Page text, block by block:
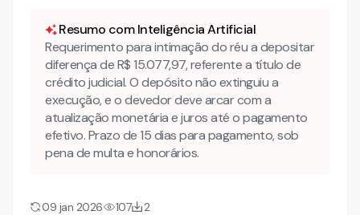
Há incidência de juros e correção em depósito recursal
trabalhista feito apenas para garantir o juízo?
A impugnação apresentada antes da nova intimação
pode ser considerada tempestiva?
Mais modelos jurídicos
Modelo de Petição de Juntada de Comprovante de
Prova junto ao INSS | Membro
Resumo com Inteligência Artificial
Requerimento para intimação do réu a depositar
diferença de R$ 15.077,97, referente a título de
crédito judicial. O depósito não extinguiu a
execução, e o devedor deve arcar com a
atualização monetária e juros até o pagamento
efetivo. Prazo de 15 dias para pagamento, sob
pena de multa e honorários.
09 jan 2026 107 2